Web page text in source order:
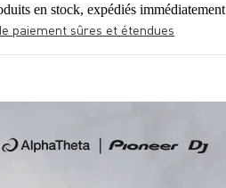
en stock, expédiés immédiatement
paiement sûres et étendues